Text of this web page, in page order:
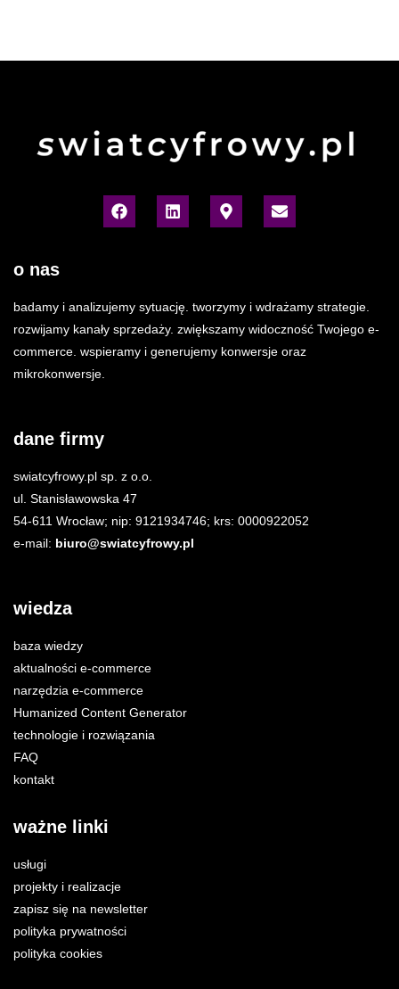
o nas
badamy i analizujemy sytuację. tworzymy i wdrażamy strategie.
rozwijamy kanały sprzedaży. zwiększamy widoczność Twojego e-
commerce. wspieramy i generujemy konwersje oraz
mikrokonwersje.
dane firmy
swiatcyfrowy.pl sp. z o.o.
ul. Stanisławowska 47
54-611 Wrocław; nip: 9121934746; krs: 0000922052
e-mail: biuro@swiatcyfrowy.pl
wiedza
baza wiedzy
aktualności e-commerce
narzędzia e-commerce
Humanized Content Generator
technologie i rozwiązania
FAQ
kontakt
ważne linki
usługi
projekty i realizacje
zapisz się na newsletter
polityka prywatności
polityka cookies